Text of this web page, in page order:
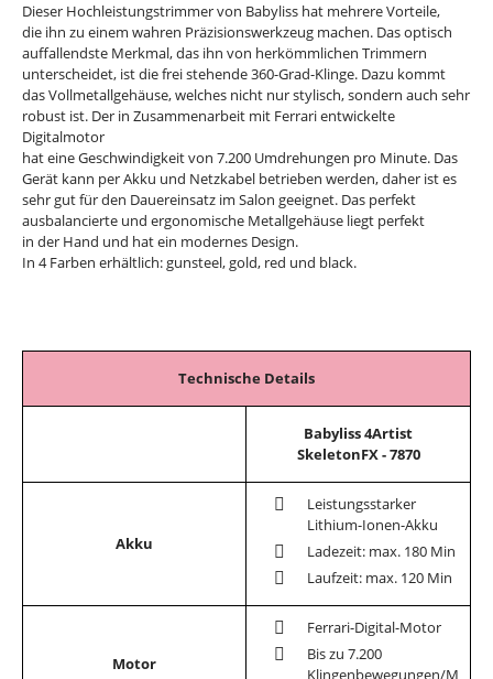
Dieser Hochleistungstrimmer von Babyliss hat mehrere Vorteile,
die ihn zu einem wahren Präzisionswerkzeug machen. Das optisch
auffallendste Merkmal, das ihn von herkömmlichen Trimmern
unterscheidet, ist die frei stehende 360-Grad-Klinge. Dazu kommt
das Vollmetallgehäuse, welches nicht nur stylisch, sondern auch sehr
robust ist. Der in Zusammenarbeit mit Ferrari entwickelte
Digitalmotor
hat eine Geschwindigkeit von 7.200 Umdrehungen pro Minute. Das
Gerät kann per Akku und Netzkabel betrieben werden, daher ist es
sehr gut für den Dauereinsatz im Salon geeignet. Das perfekt
ausbalancierte und ergonomische Metallgehäuse liegt perfekt
in der Hand und hat ein modernes Design.
In 4 Farben erhältlich: gunsteel, gold, red und black.
Technische Details
Babyliss 4Artist
SkeletonFX - 7870
Akku
Leistungsstarker
Lithium-Ionen-Akku
Ladezeit: max. 180 Min
Laufzeit: max. 120 Min
Motor
Ferrari-Digital-Motor
Bis zu 7.200
Klingenbewegungen/M